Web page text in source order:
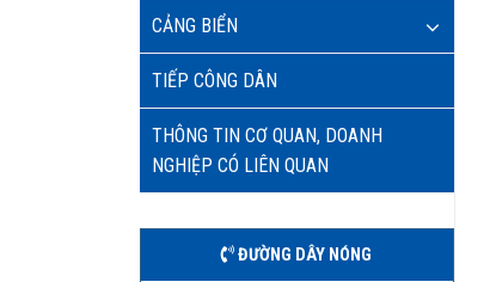
CẢNG BIỂN
TIẾP CÔNG DÂN
THÔNG TIN CƠ QUAN, DOANH
NGHIỆP CÓ LIÊN QUAN
ĐƯỜNG DÂY NÓNG